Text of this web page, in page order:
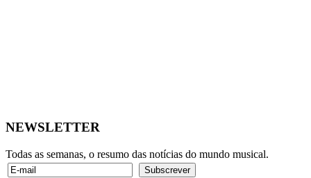
NEWSLETTER
Todas as semanas, o resumo das notícias do mundo musical.